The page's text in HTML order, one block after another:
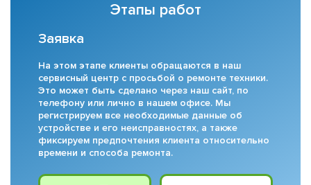
Этапы работ
Заявка
На этом этапе клиенты обращаются в наш
сервисный центр с просьбой о ремонте техники.
Это может быть сделано через наш сайт, по
телефону или лично в нашем офисе. Мы
регистрируем все необходимые данные об
устройстве и его неисправностях, а также
фиксируем предпочтения клиента относительно
времени и способа ремонта.